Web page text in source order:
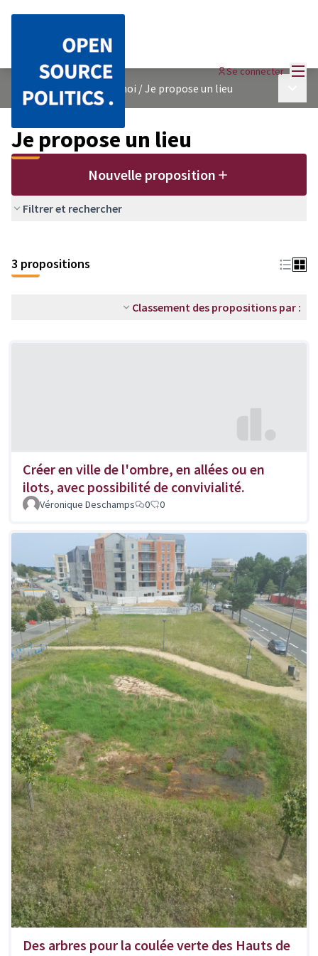
Se connecter
Un arbre près de chez moi /Je propose un lieu
Je propose un lieu
Nouvelle proposition
Filtrer et rechercher
+
−
3 propositions
Classement des propositions par :
Créer en ville de l'ombre, en allées ou en
ilots, avec possibilité de convivialité.
Véronique Deschamps 0 0
Des arbres pour la coulée verte des Hauts de